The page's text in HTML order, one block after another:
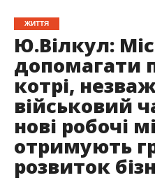
ЖИТТЯ
Ю.Вілкул:
допомагати
котрі,
військовий
нові робочі
отримують
розвиток